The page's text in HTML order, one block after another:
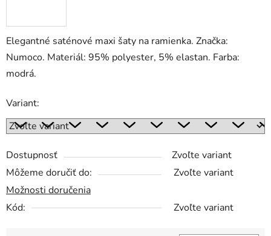
Elegantné saténové maxi šaty na ramienka. Značka:
Numoco. Materiál: 95% polyester, 5% elastan. Farba:
modrá.
Variant:
Dostupnosť
Zvoľte variant
Môžeme doručiť do:
Zvoľte variant
Možnosti doručenia
Kód:
Zvoľte variant